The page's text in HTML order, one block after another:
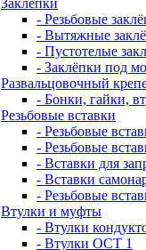
Заклёпки
- Резьбовые
- Вытяжные
- Пустотелые
- Заклёпки под
Развальцовочный
- Бонки, гайки,
Резьбовые вставки
- Резьбовые
- Резьбовые
- Вставки для
- Вставки
- Резьбовые
Втулки и муфты
- Втулки
- Втулки ОСТ 1